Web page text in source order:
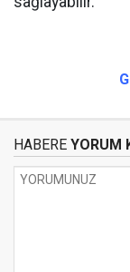
G
HABERE YORUM